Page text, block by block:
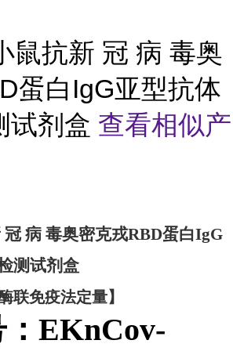
鼠抗新 冠 病 毒奥
蛋白IgG亚型抗体
试剂盒 查看相似产
冠 病 毒奥密克戎RBD蛋白IgG
测试剂盒
联免疫法定量】
EKnCov-